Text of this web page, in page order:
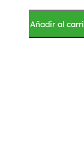
Añadir al